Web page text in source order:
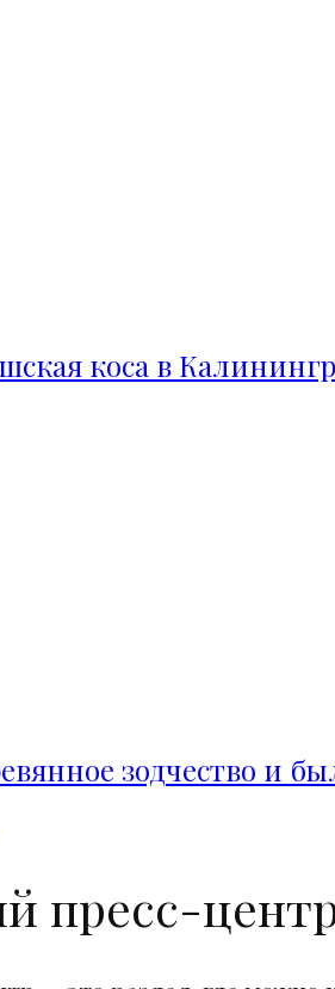
коса в
зодчество и
пресс-